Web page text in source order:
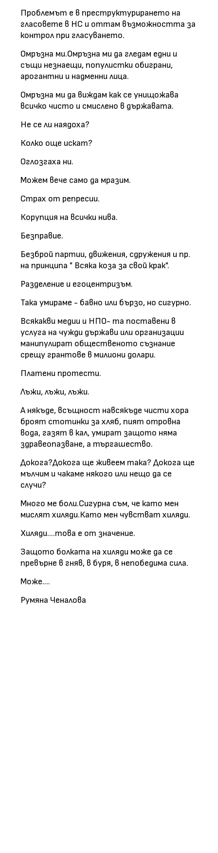
Проблемът е в преструктурирането на
гласовете в НС и оттам възможността за
контрол при гласуването.
Омръзна ми.Омръзна ми да гледам едни и
същи незнаещи, популистки обиграни,
арогантни и надменни лица.
Омръзна ми да виждам как се унищожава
всичко чисто и смислено в държавата.
Не се ли наядоха?
Колко още искат?
Оглозгаха ни.
Можем вече само да мразим.
Страх от репресии.
Корупция на всички нива.
Безправие.
Безброй партии, движения, сдружения и пр.
на принципа " Всяка коза за свой крак".
Разделение и егоцентризъм.
Така умираме - бавно или бързо, но сигурно.
Всякакви медии и НПО- та поставени в
услуга на чужди държави или организации
манипулират общественото съзнание
срещу грантове в милиони долари.
Платени протести.
Лъжи, лъжи, лъжи.
А някъде, всъщност навсякъде чисти хора
броят стотинки за хляб, пият отровна
вода, газят в кал, умират защото няма
здравеопазване, а търгашество.
Докога?Докога ще живеем така? Докога ще
мълчим и чакаме някого или нещо да се
случи?
Много ме боли.Сигурна съм, че като мен
мислят хиляди.Като мен чувстват хиляди.
Хиляди....това е от значение.
Защото болката на хиляди може да се
превърне в гняв, в буря, в непобедима сила.
Може....
Румяна Ченалова